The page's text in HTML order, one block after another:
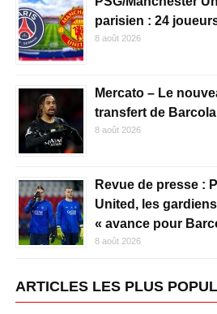
parisien : 24
8 août 2026
Mercato – Le
transfert de
8 août 2026
Revue de presse :
United, les
« avance pour
8 août 2026
ARTICLES LES PLUS